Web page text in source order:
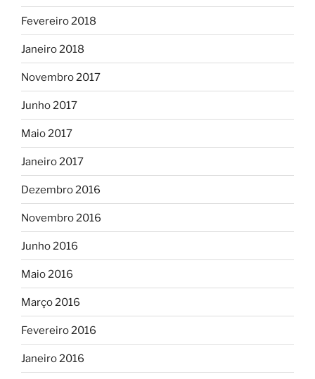
Fevereiro 2018
Janeiro 2018
Novembro 2017
Junho 2017
Maio 2017
Janeiro 2017
Dezembro 2016
Novembro 2016
Junho 2016
Maio 2016
Março 2016
Fevereiro 2016
Janeiro 2016